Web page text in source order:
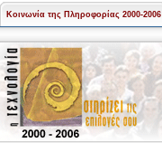
Κοινωνία της Πληροφορίας 2000-2006